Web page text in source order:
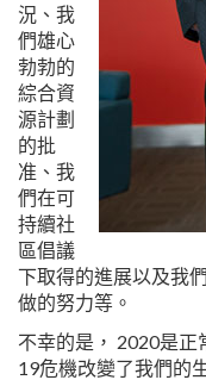
況、我
們雄心
勃勃的
綜合資
源計劃
的批
准、我
們在可
持續社
區倡議
下取得的進展以及我
做的努力等。
不幸的是， 2020是
19危機改變了我們的